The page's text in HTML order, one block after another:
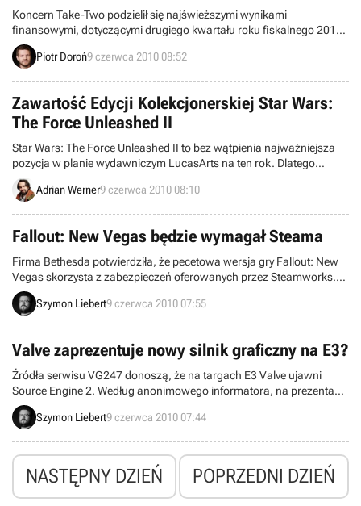
Koncern Take-Two podzielił się najświeższymi wynikami
finansowymi, dotyczącymi drugiego kwartału roku fiskalnego 2010
(okres od 1 lutego do 30 kwietnia). Firma podjęła również temat
sprzedaży kilku swoich największych hitów, a także poruszyła
Piotr Doroń9 czerwca 2010 08:52
Zawartość Edycji Kolekcjonerskiej Star Wars:
The Force Unleashed II
Star Wars: The Force Unleashed II to bez wątpienia najważniejsza
pozycja w planie wydawniczym LucasArts na ten rok. Dlatego
nikogo nie powinno dziwić, że poza wersją standardową
szykowana jest również Edycja Kolekcjonerska. Zawartość tej
Adrian Werner9 czerwca 2010 08:10
Fallout: New Vegas będzie wymagał Steama
Firma Bethesda potwierdziła, że pecetowa wersja gry Fallout: New
Vegas skorzysta z zabezpieczeń oferowanych przez Steamworks.
Żeby wybrać się ponownie do post-nuklearnego świata będziemy
więc musieli posiadać zainstalowanego Steama. W zamian za to
Szymon Liebert9 czerwca 2010 07:55
Valve zaprezentuje nowy silnik graficzny na E3?
Źródła serwisu VG247 donoszą, że na targach E3 Valve ujawni
Source Engine 2. Według anonimowego informatora, na prezentacji
zostanie pokazana gra Half-Life 3, korzystająca właśnie z nowego
silnika firmy. Oczywiście powyższe informacje należy traktować z
producent szykuje na przyszły tydzień.
Szymon Liebert9 czerwca 2010 07:44
NASTĘPNY DZIEŃ POPRZEDNI DZIEŃ